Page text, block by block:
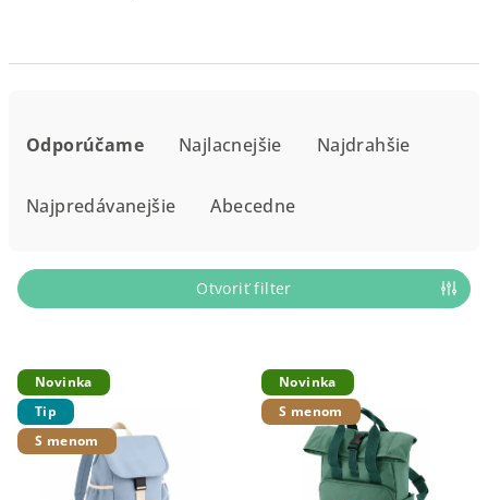
e
o
d
u
Odporúčame Najlacnejšie Najdrahšie
Najpredávanejšie Abecedne
Otvoriť filter
V
ý
p
Novinka
Tip
S menom
Novinka
S menom